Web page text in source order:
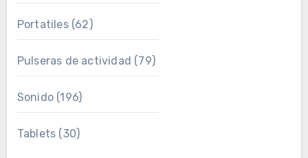
Portatiles(62)
Pulseras de actividad (79)
Sonido(196)
Tablets (30)